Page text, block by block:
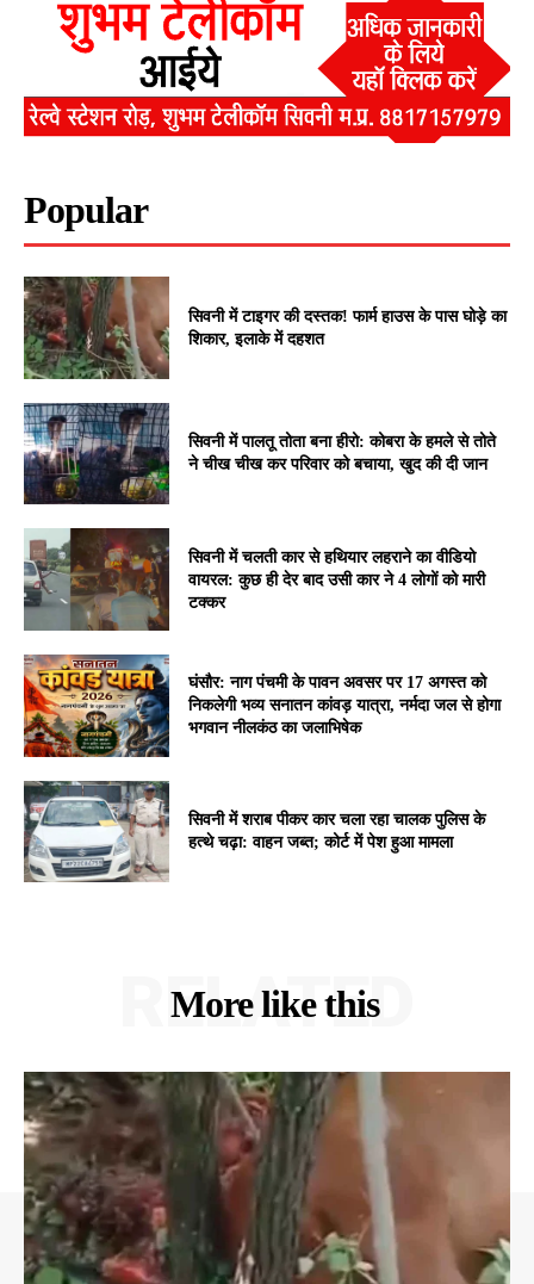
Popular
सिवनी में टाइगर की दस्तक! फार्म हाउस के पास घोड़े का
शिकार, इलाके में दहशत
सिवनी में पालतू तोता बना हीरो: कोबरा के हमले से तोते
ने चीख चीख कर परिवार को बचाया, खुद की दी जान
सिवनी में चलती कार से हथियार लहराने का वीडियो
वायरल: कुछ ही देर बाद उसी कार ने 4 लोगों को मारी
टक्कर
घंसौर: नाग पंचमी के पावन अवसर पर 17 अगस्त को
निकलेगी भव्य सनातन कांवड़ यात्रा, नर्मदा जल से होगा
भगवान नीलकंठ का जलाभिषेक
सिवनी में शराब पीकर कार चला रहा चालक पुलिस के
हत्थे चढ़ा: वाहन जब्त; कोर्ट में पेश हुआ मामला
More like this
RELATED